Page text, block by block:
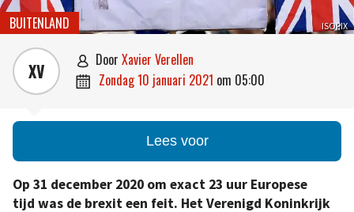
ISOPIX
BUITENLAND
XV  door Xavier Verellen
 zondag 10 januari 2021 om 05:00
Lees voor
Op 31 december 2020 om exact 23 uur Europese
tijd was de brexit een feit. Het Verenigd Koninkrijk